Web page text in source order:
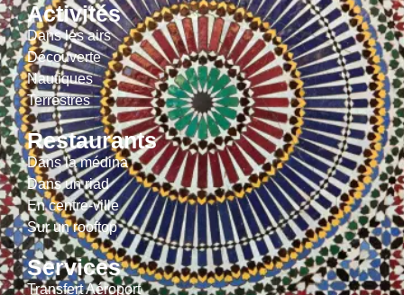
Activités
Dans les airs
Découverte
Nautiques
Terrestres
Restaurants
Dans la médina
Dans un riad
En centre-ville
Sur un rooftop
Services
Transfert Aéroport